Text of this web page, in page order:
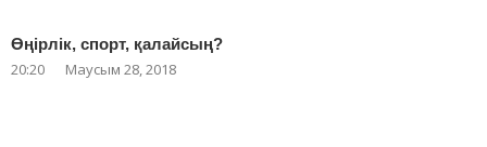
Өңірлік, спорт, қалайсың?
20:20 Маусым 28, 2018